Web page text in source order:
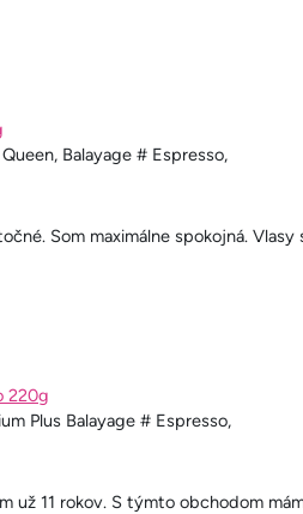
Balayage # Espresso,
Som maximálne spokojná. Vlasy
220g
Plus Balayage # Espresso,
už 11 rokov. S týmto obchodom